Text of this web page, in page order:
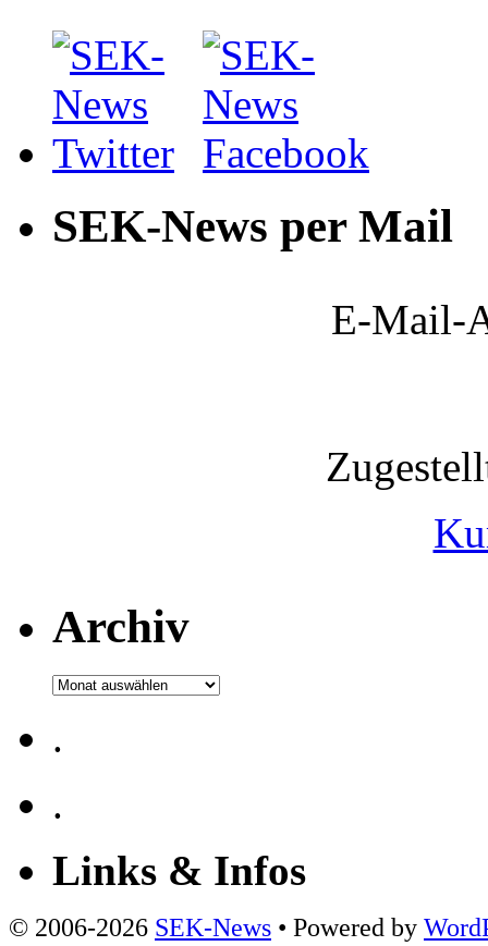
SEK-News per Mail
E-Mail-
Archiv
Archiv
.
.
Links & Infos
© 2006-2026 SEK-News • Powered by